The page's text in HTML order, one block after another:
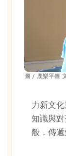
圖 / 鹿樂平臺
力新文
知識與
般，傳遞